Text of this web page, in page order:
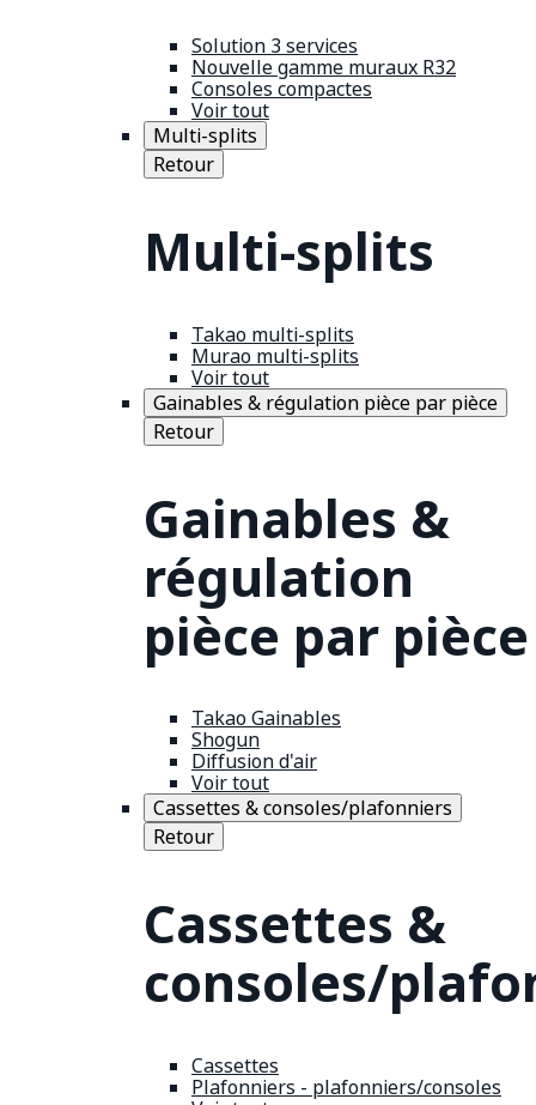
Solution 3 services
Nouvelle gamme muraux R32
Consoles compactes
Voir tout
Multi-splits
Retour
Multi-splits
Takao multi-splits
Murao multi-splits
Voir tout
Gainables & régulation pièce par pièce
Retour
Gainables &
régulation
pièce par pièce
Takao Gainables
Shogun
Diffusion d'air
Voir tout
Cassettes & consoles/plafonniers
Retour
Cassettes &
consoles/
Cassettes
Plafonniers - plafonniers/consoles